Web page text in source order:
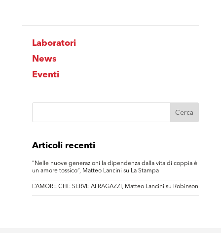
Laboratori
News
Eventi
Articoli recenti
“Nelle nuove generazioni la dipendenza dalla vita di coppia è
un amore tossico”, Matteo Lancini su La Stampa
L’AMORE CHE SERVE AI RAGAZZI, Matteo Lancini su Robinson